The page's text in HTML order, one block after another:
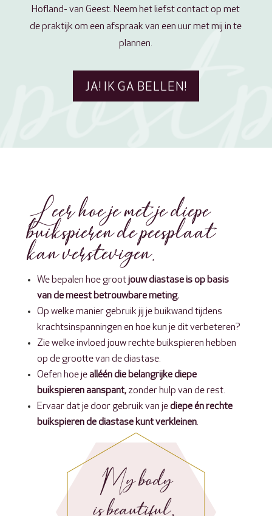
Hofland- van Geest. Neem het liefst contact op met
de praktijk om een afspraak van een uur met mij in te
plannen.
JA! IK GA BELLEN!
Leer hoe je met je diepe
buikspieren de peesplaat
kan verstevigen.
We bepalen hoegrootjouw diastase is op basis
van de meest betrouwbare meting.
Op welke manier gebruik jij je buikwand tijdens
krachtsinspanningen en hoe kun je dit verbeteren?
Zie welke invloed jouw rechte buikspieren hebben
op de grootte van de diastase.
Oefen hoe je alléén die belangrijke diepe
buikspieren aanspant,zonder hulp van de rest.
Ervaar dat je door gebruik van jediepe én rechte
buikspieren de diastase kunt verkleinen.